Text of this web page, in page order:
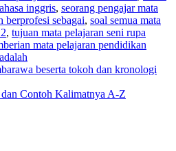
inggris, seorang pengajar mata
berprofesi sebagai, soal semua mata
, tujuan mata pelajaran seni rupa
mata pelajaran pendidikan
beserta tokoh dan kronologi
Contoh Kalimatnya A-Z